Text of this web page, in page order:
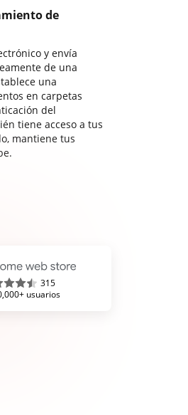
de
y envía
de una
una
en carpetas
del
tiene acceso a tus
mantiene tus
315
usuarios